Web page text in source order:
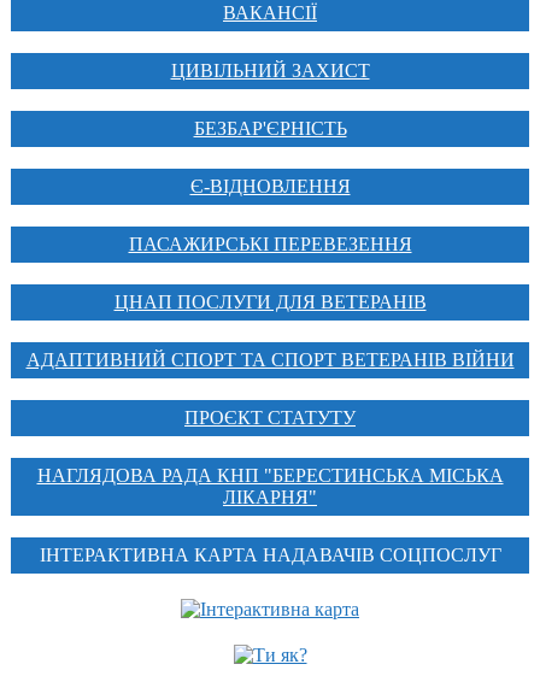
ВАКАНСІЇ
ЦИВІЛЬНИЙ ЗАХИСТ
БЕЗБАР'ЄРНІСТЬ
Є-ВІДНОВЛЕННЯ
ПАСАЖИРСЬКІ ПЕРЕВЕЗЕННЯ
ЦНАП ПОСЛУГИ ДЛЯ ВЕТЕРАНІВ
АДАПТИВНИЙ СПОРТ ТА СПОРТ ВЕТЕРАНІВ ВІЙНИ
ПРОЄКТ СТАТУТУ
НАГЛЯДОВА РАДА КНП "БЕРЕСТИНСЬКА МІСЬКА
ЛІКАРНЯ"
ІНТЕРАКТИВНА КАРТА НАДАВАЧІВ СОЦПОСЛУГ